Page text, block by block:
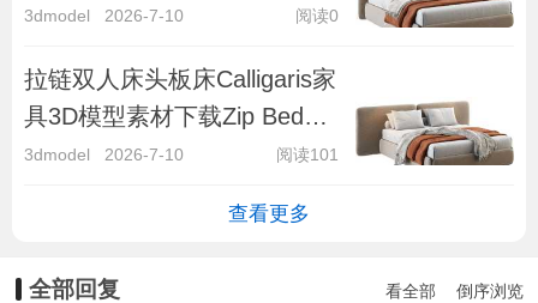
with Single Headboard by Cal
3dmodel 2026-7-10 阅读0
拉链双人床头板床Calligaris家
具3D模型素材下载Zip Bed
with Double Headboard by
3dmodel 2026-7-10 阅读101
查看更多
全部回复 看全部 倒序浏览